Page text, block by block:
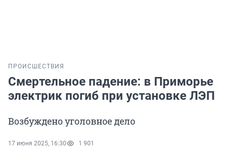
ПРОИСШЕСТВИЯ
Смертельное падение: в Приморье
электрик погиб при установке ЛЭП
Возбуждено уголовное дело
17 июня 2025, 16:30 1 901